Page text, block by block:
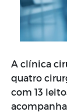
A clínica
quatro
com 13